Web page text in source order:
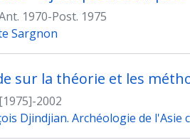
1970-Post. 1975
Sargnon
sur la théorie et les
[1975]-2002
Djindjian. Archéologie de l'Asie